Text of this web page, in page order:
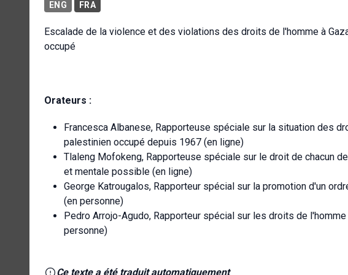
ENG FRA
Escalade de la violence et des violations des droits de l'homme à
occupé
Orateurs :
Francesca Albanese, Rapporteuse spéciale sur la situation des
palestinien occupé depuis 1967 (en ligne)
Tlaleng Mofokeng, Rapporteuse spéciale sur le droit de chacun
et mentale possible (en ligne)
George Katrougalos, Rapporteur spécial sur la promotion d'un
(en personne)
Pedro Arrojo-Agudo, Rapporteur spécial sur les droits de
personne)
Ce texte a été traduit automatiquement